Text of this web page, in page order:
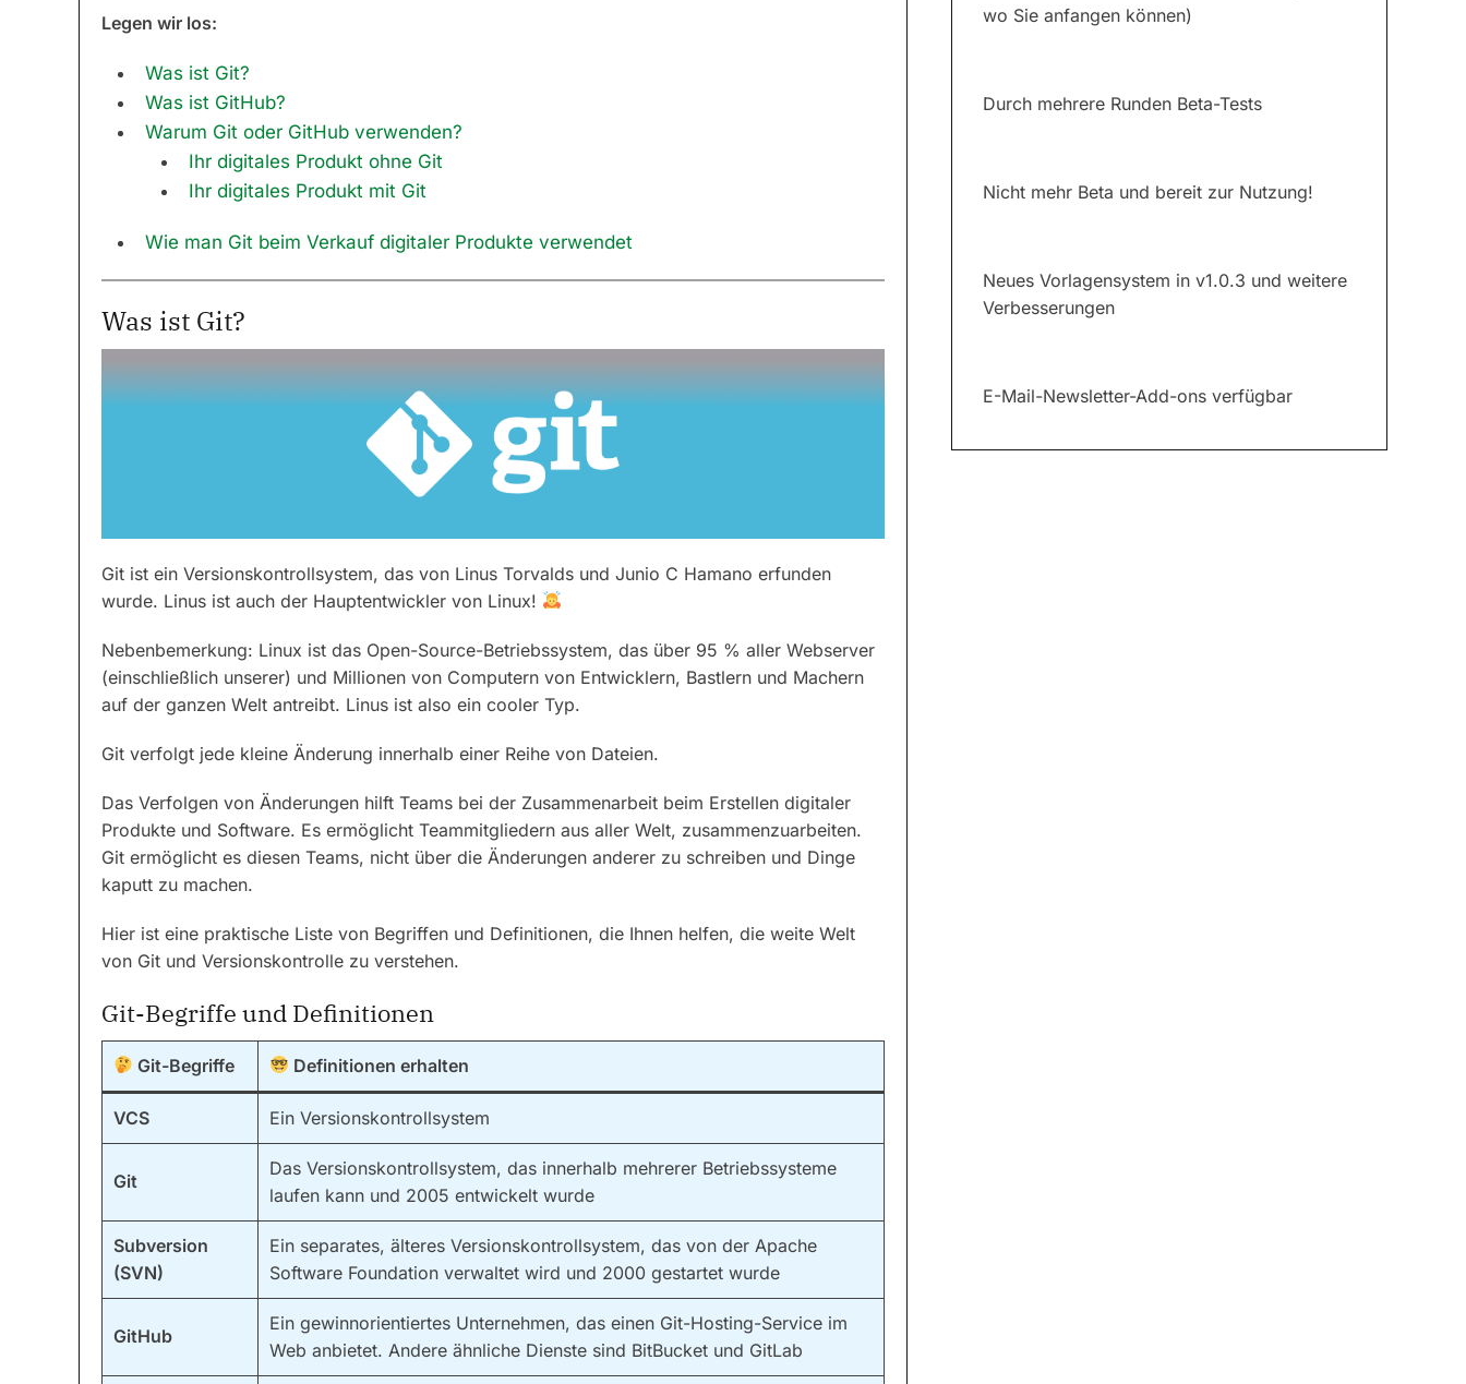
Legen wir los:
Was ist Git?
Was ist GitHub?
Warum Git oder GitHub verwenden?
Ihr digitales Produkt ohne Git
Ihr digitales Produkt mit Git
Wie man Git beim Verkauf digitaler Produkte verwendet
Was ist Git?
Git ist ein Versionskontrollsystem, das von Linus Torvalds und Junio C Hamano erfunden
wurde. Linus ist auch der Hauptentwickler von Linux!
Nebenbemerkung: Linux ist das Open-Source-Betriebssystem, das über 95 % aller Webserver
(einschließlich unserer) und Millionen von Computern von Entwicklern, Bastlern und Machern
auf der ganzen Welt antreibt. Linus ist also ein cooler Typ.
Git verfolgt jede kleine Änderung innerhalb einer Reihe von Dateien.
Das Verfolgen von Änderungen hilft Teams bei der Zusammenarbeit beim Erstellen digitaler
Produkte und Software. Es ermöglicht Teammitgliedern aus aller Welt, zusammenzuarbeiten.
Git ermöglicht es diesen Teams, nicht über die Änderungen anderer zu schreiben und Dinge
kaputt zu machen.
Hier ist eine praktische Liste von Begriffen und Definitionen, die Ihnen helfen, die weite Welt
von Git und Versionskontrolle zu verstehen.
Git-Begriffe und Definitionen
Git-Begriffe Definitionen erhalten
VCS Ein Versionskontrollsystem
Git
Das Versionskontrollsystem, das innerhalb mehrerer Betriebssysteme
laufen kann und 2005 entwickelt wurde
Subversion
(SVN)
Ein separates, älteres Versionskontrollsystem, das von der Apache
Software Foundation verwaltet wird und 2000 gestartet wurde
GitHub
Ein gewinnorientiertes Unternehmen, das einen Git-Hosting-Service im
Web anbietet. Andere ähnliche Dienste sind BitBucket und GitLab
wo Sie anfangen können)
Durch mehrere Runden Beta-Tests
Nicht mehr Beta und bereit zur Nutzung!
Neues Vorlagensystem in v1.0.3 und weitere
Verbesserungen
E-Mail-Newsletter-Add-ons verfügbar